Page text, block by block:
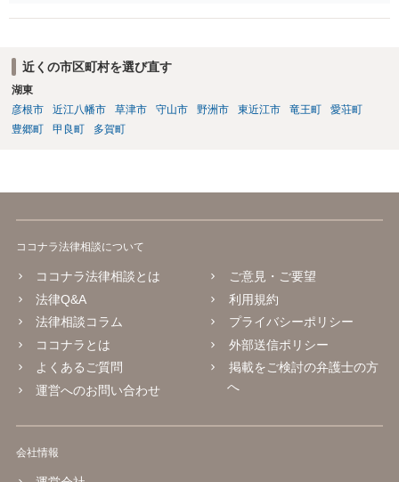
利益相反取引の制限） 第三百五十六条 取締役は、次に掲げる場合に
認を受けなければならない。 一 取締役が自己又は第三者のために株
式会社の事業の部類に属する取引をしようとするとき。 二 取締役が
自己又は第三者のために株式会社と取引をしようとするとき。 三 株
式会社が取締役の債務を保証することその他取締役以外の者との間に
おいて株式会社と当該取締役との利益が相反する取引をしようとする
をした取締役は、当該取引後、遅滞なく、当該取引についての重要な
近くの市区町村を選び直す
湖東
彦根市
近江八幡市 草津市 守山市 野洲市 東近江市 竜王町
愛荘町
豊郷町
甲良町 多賀町
ココナラ法律相談について
ココナラ法律相談とは
法律Q&A
法律相談コラム
ココナラとは
よくあるご質問
運営へのお問い合わせ
ご意見・ご要望
利用規約
プライバシーポリシー
外部送信ポリシー
掲載をご検討の弁護士の方
へ
会社情報